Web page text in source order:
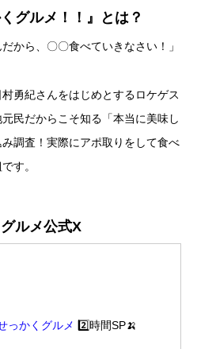
グルメ！！』とは？
から、〇〇食べていきなさい！」
勇紀さんをはじめとするロケゲス
民だからこそ知る「本当に美味し
調査！実際にアポ取りをして食べ
す。
ルメ公式X
っかくグルメ 2️⃣時間SP🍌